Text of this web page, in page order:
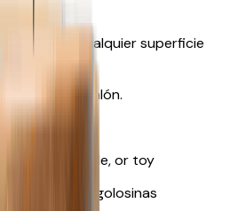
mesa o cualquier superficie
como el salón.
lid, cable, or toy
para 100 golosinas